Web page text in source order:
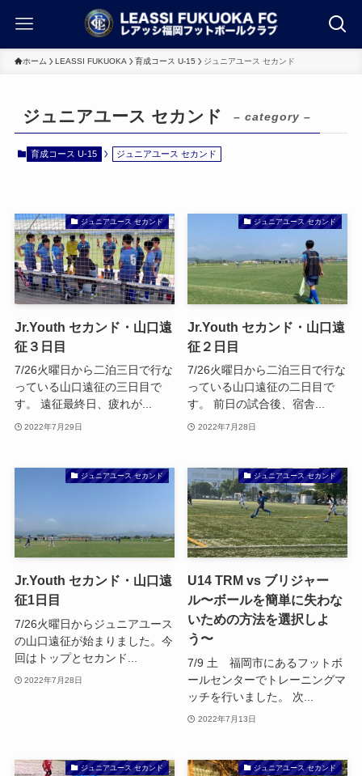
ホーム LEASSI FUKUOKA 育成コース U-15 ジュニアユース セカンド
ジュニアユース セカンド – category –
育成コース U-15 ジュニアユース セカンド
ジュニアユース セカンド
Jr.Youth セカンド・山口遠
征３日目
7/26火曜日から二泊三日で行な
っている山口遠征の三日目で
す。 遠征最終日、疲れが...
2022年7月29日
ジュニアユース セカンド
Jr.Youth セカンド・山口遠
征２日目
7/26火曜日から二泊三日で行な
っている山口遠征の二日目で
す。 前日の試合後、宿舎...
2022年7月28日
ジュニアユース セカンド
Jr.Youth セカンド・山口遠
征1日目
7/26火曜日からジュニアユース
の山口遠征が始まりました。今
回はトップとセカンド...
2022年7月28日
ジュニアユース セカンド
U14 TRM vs ブリジャー
ル〜ボールを簡単に失わな
いための方法を選択しよ
う〜
7/9 土 福岡市にあるフットボ
ールセンターでトレーニングマ
ッチを行いました。 次...
2022年7月13日
ジュニアユース セカンド ジュニアユース セカンド